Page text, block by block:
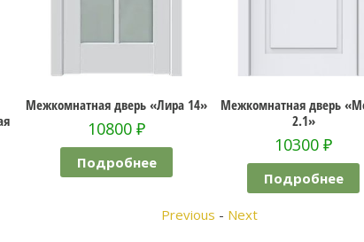
Межкомнатная дверь «Лира 14»
10800₽
Подробнее
Межкомнатная дверь «Monza
10300₽
Подробнее
Previous - Next